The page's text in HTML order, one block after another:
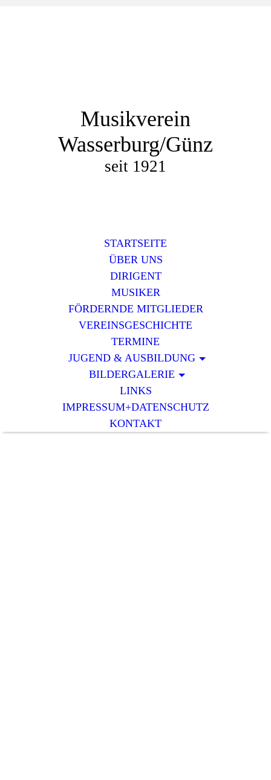
Musikverein
Wasserburg/Günz
seit 1921
STARTSEITE
ÜBER UNS
DIRIGENT
MUSIKER
FÖRDERNDE MITGLIEDER
VEREINSGESCHICHTE
TERMINE
JUGEND & AUSBILDUNG
BILDERGALERIE
LINKS
IMPRESSUM+DATENSCHUTZ
KONTAKT